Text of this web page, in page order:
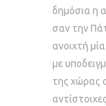
δημόσια η
σαν την
ανοιχτή
με
της χώρας